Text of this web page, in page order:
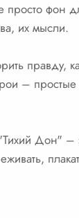
просто фон
их мысли.
правду,
–
Дон"